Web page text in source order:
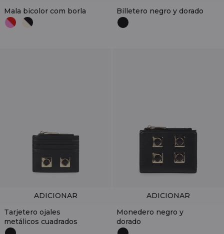
Mala bicolor com borla
Billetero negro y dorado
Tarjetero ojales
metálicos cuadrados
ADICIONAR
Monedero negro y
dorado
ADICIONAR